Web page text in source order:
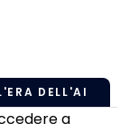
DELL'AI
a